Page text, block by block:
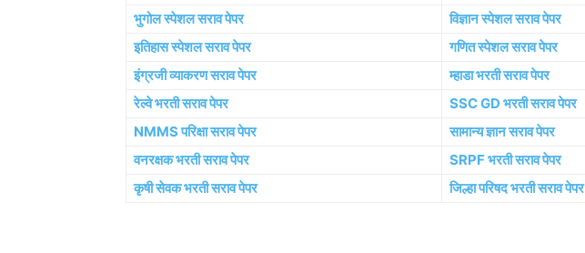
भुगोल स्पेशल सराव पेपर
विज्ञान स्पेशल सराव पेपर
इतिहास स्पेशल सराव पेपर
गणित स्पेशल सराव पेपर
इंग्रजी व्याकरण सराव पेपर
म्हाडा भरती सराव पेपर
रेल्वे भरती सराव पेपर
SSC GD भरती सराव पेपर
NMMS परिक्षा सराव पेपर
सामान्य ज्ञान सराव पेपर
वनरक्षक भरती सराव पेपर
SRPF भरती सराव पेपर
कृषी सेवक भरती सराव पेपर
जिल्हा परिषद भरती सराव पेपर